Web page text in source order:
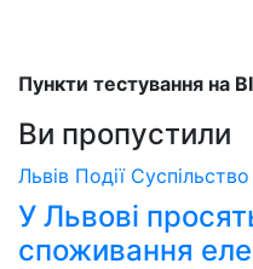
Пункти тестування на
Ви пропустили
Львів Події Суспільство
У Львові
споживання